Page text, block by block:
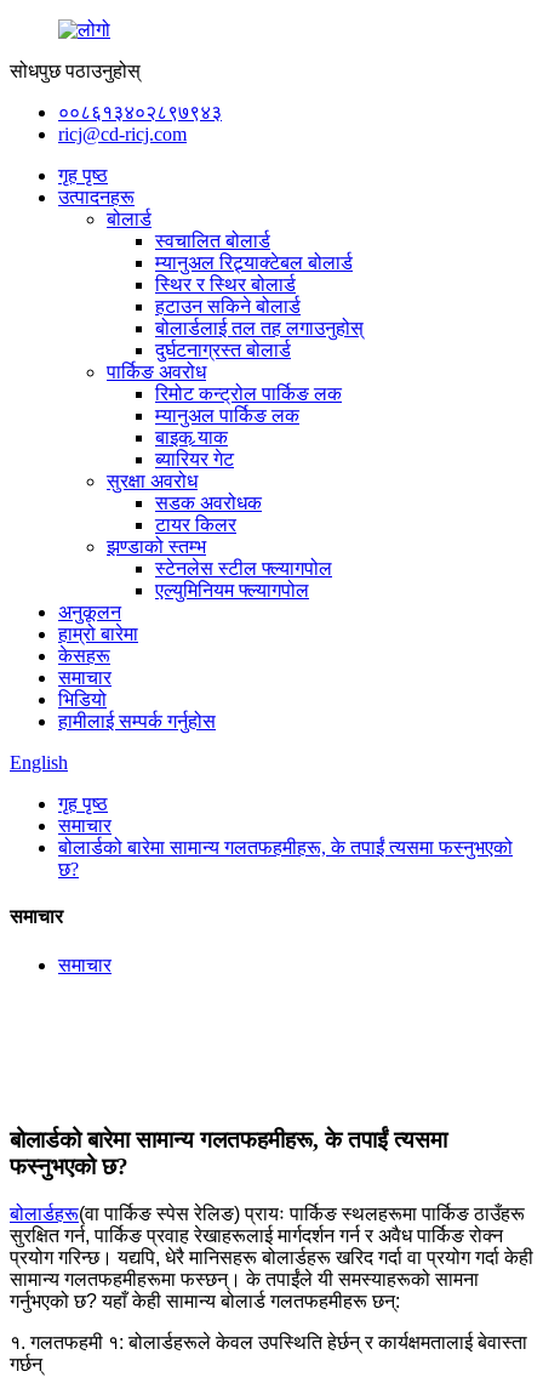
सोधपुछ पठाउनुहोस्
००८६१३४०२८९७९४३
ricj@cd-ricj.com
गृह पृष्ठ
उत्पादनहरू
बोलार्ड
स्वचालित बोलार्ड
म्यानुअल रिट्र्याक्टेबल बोलार्ड
स्थिर र स्थिर बोलार्ड
हटाउन सकिने बोलार्ड
बोलार्डलाई तल तह लगाउनुहोस्
दुर्घटनाग्रस्त बोलार्ड
पार्किङ अवरोध
रिमोट कन्ट्रोल पार्किङ लक
म्यानुअल पार्किङ लक
बाइक र्‍याक
ब्यारियर गेट
सुरक्षा अवरोध
सडक अवरोधक
टायर किलर
झण्डाको स्तम्भ
स्टेनलेस स्टील फ्ल्यागपोल
एल्युमिनियम फ्ल्यागपोल
अनुकूलन
हाम्रो बारेमा
केसहरू
समाचार
भिडियो
हामीलाई सम्पर्क गर्नुहोस
English
गृह पृष्ठ
समाचार
बोलार्डको बारेमा सामान्य गलतफहमीहरू, के तपाईं त्यसमा फस्नुभएको
छ?
समाचार
समाचार
बोलार्डको बारेमा सामान्य गलतफहमीहरू, के तपाईं त्यसमा
फस्नुभएको छ?
बोलार्डहरू(वा पार्किङ स्पेस रेलिङ) प्रायः पार्किङ स्थलहरूमा पार्किङ ठाउँहरू
सुरक्षित गर्न, पार्किङ प्रवाह रेखाहरूलाई मार्गदर्शन गर्न र अवैध पार्किङ रोक्न
प्रयोग गरिन्छ। यद्यपि, धेरै मानिसहरू बोलार्डहरू खरिद गर्दा वा प्रयोग गर्दा केही
सामान्य गलतफहमीहरूमा फस्छन्। के तपाईंले यी समस्याहरूको सामना
गर्नुभएको छ? यहाँ केही सामान्य बोलार्ड गलतफहमीहरू छन्:
१. गलतफहमी १: बोलार्डहरूले केवल उपस्थिति हेर्छन् र कार्यक्षमतालाई बेवास्ता
गर्छन्